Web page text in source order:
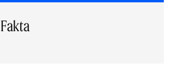
Fakta